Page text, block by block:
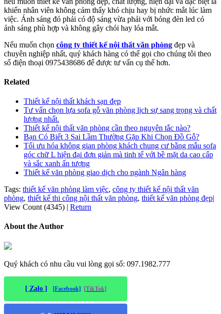
khiến nhân viên không cảm thấy khó chịu hay bị nhức mắt lúc làm
việc. Ánh sáng đó phải có độ sáng vừa phải với bóng đèn led có
ánh sáng phù hợp và không gây chói hay lóa mắt.
Nếu muốn chọn công ty thiết kế nội thất văn phòng đẹp và
chuyên nghiệp nhất, quý khách hàng có thể gọi cho chúng tôi theo
số điện thoại 0975438686 để được tư vấn cụ thể hơn.
Related
Thiết kế nội thất khách sạn đẹp
Tư vấn chọn lựa sofa gỗ văn phòng lịch sự sang trọng và chất
lượng nhất.
Thiết kế nội thất văn phòng cần theo nguyên tắc nào?
Bạn Có Biết 3 Sai Lầm Thường Gặp Khi Chọn Đồ Gỗ?
Tối ưu hóa không gian phòng khách chung cư bằng mẫu sofa
góc chữ L hiện đại đơn giản mà tinh tế với bề mặt da cao cấp
và sắc xanh ấn tượng
Thiết kế văn phòng giao dịch cho ngành Ngân hàng
Tags: thiết kế văn phòng làm việc, công ty thiết kế nội thất văn
phòng, thiết kế thi công nội thất văn phòng, thiết kế văn phòng đẹp|
View Count (4345) | Return
About the Author
Quý khách có nhu cầu vui lòng gọi số: 097.1982.777
[ Zalo ] [Facebook] [TikTok]